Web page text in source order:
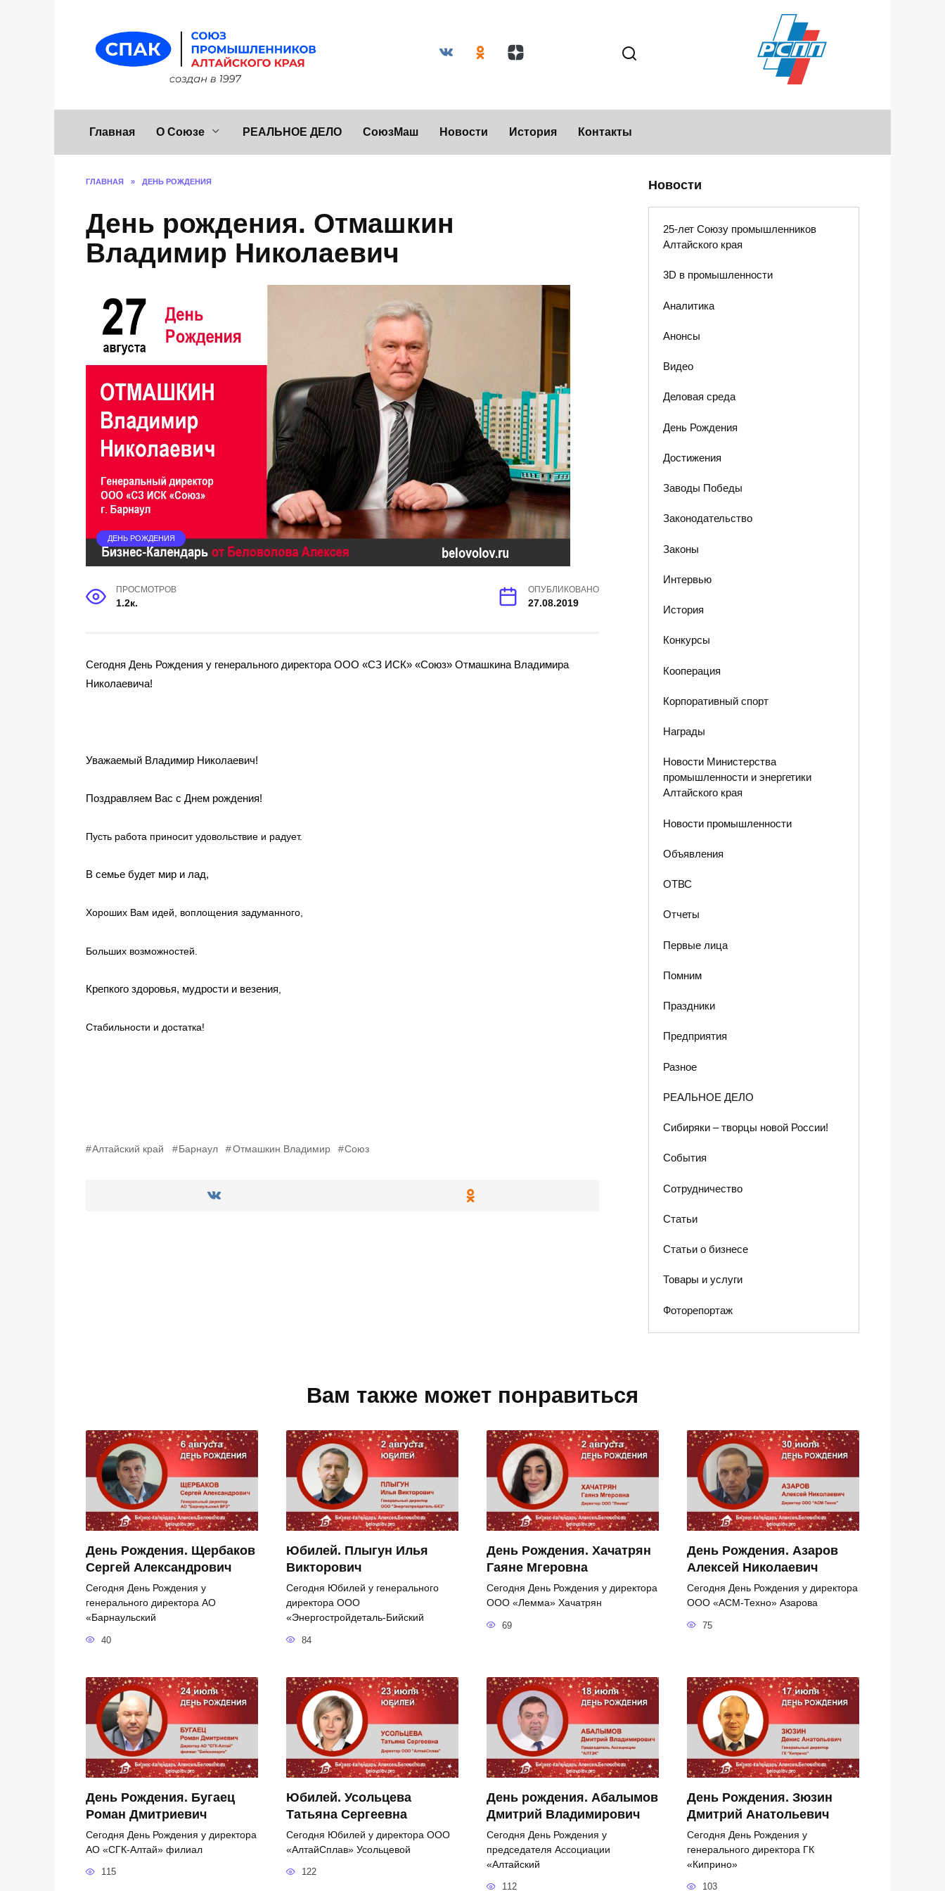
Главная О Союзе РЕАЛЬНОЕ ДЕЛО СоюзМаш Новости История Контакты
ГЛАВНАЯ » ДЕНЬ РОЖДЕНИЯ
День рождения. Отмашкин
Владимир Николаевич
ДЕНЬ РОЖДЕНИЯ
ПРОСМОТРОВ
1.2к.
ОПУБЛИКОВАНО
27.08.2019
Сегодня День Рождения у генерального директора ООО «СЗ ИСК» «Союз» Отмашкина Владимира
Николаевича!
Уважаемый Владимир Николаевич!
Поздравляем Вас с Днем рождения!
Пусть работа приносит удовольствие и радует.
В семье будет мир и лад,
Хороших Вам идей, воплощения задуманного,
Больших возможностей.
Крепкого здоровья, мудрости и везения
Стабильности и достатка!
Алтайский край Барнаул Отмашкин Владимир Союз
Новости
25-лет Союзу промышленников
Алтайского края
3D в промышленности
Аналитика
Анонсы
Видео
Деловая среда
День Рождения
Достижения
Заводы Победы
Законодательство
Законы
Интервью
История
Конкурсы
Кооперация
Корпоративный спорт
Награды
Новости Министерства
промышленности и энергетики
Алтайского края
Новости промышленности
Объявления
ОТВС
Отчеты
Первые лица
Помним
Праздники
Предприятия
Разное
РЕАЛЬНОЕ ДЕЛО
Сибиряки – творцы новой России!
События
Сотрудничество
Статьи
Статьи о бизнесе
Товары и услуги
Фоторепортаж
Вам также может понравиться
День Рождения. Щербаков
Сергей Александрович
Сегодня День Рождения у
генерального директора АО
«Барнаульский
40
Юбилей. Плыгун Илья
Викторович
Сегодня Юбилей у генерального
директора ООО
«Энергостройдеталь-Бийский
84
День Рождения. Хачатрян
Гаяне Мгеровна
Сегодня День Рождения у директора
ООО «Лемма» Хачатрян
69
День Рождения. Азаров
Алексей Николаевич
Сегодня День Рождения у директора
ООО «АСМ-Техно» Азарова
75
День Рождения. Бугаец
Роман Дмитриевич
Сегодня День Рождения у директора
АО «СГК-Алтай» филиал
115
Юбилей. Усольцева
Татьяна Сергеевна
Сегодня Юбилей у директора ООО
«АлтайСплав» Усольцевой
122
День рождения. Абалымов
Дмитрий Владимирович
Сегодня День Рождения у
председателя Ассоциации
«Алтайский
112
День Рождения. Зюзин
Дмитрий Анатольевич
Сегодня День Рождения у
генерального директора ГК
«Киприно»
103